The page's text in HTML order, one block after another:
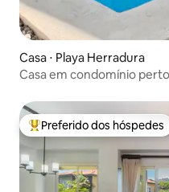
Casa ⋅ Playa Herradura
Casa em condomínio
Entre os melhores
Preferido dos hóspedes